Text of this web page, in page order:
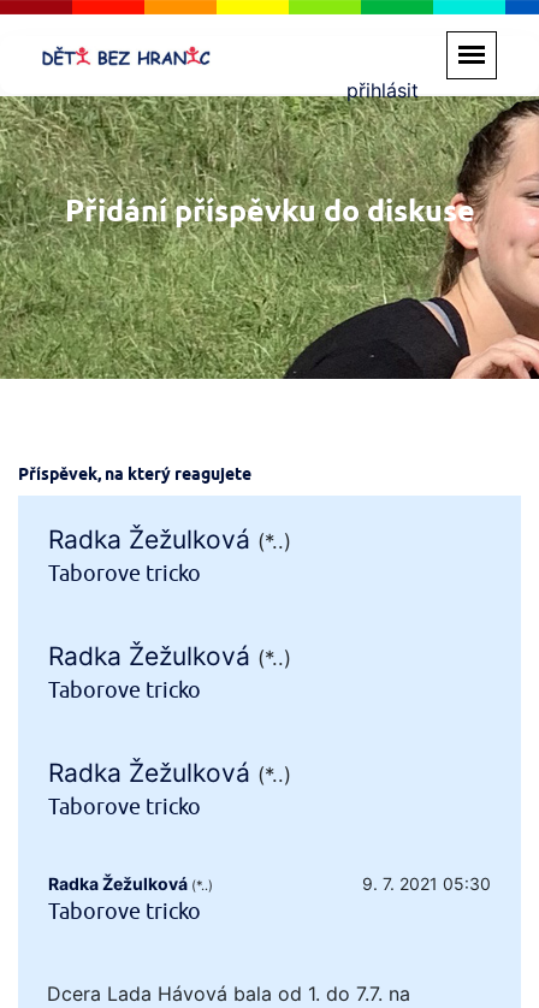
přihlásit
Přidání příspěvku do diskuse
Příspěvek, na který reagujete
Radka Žežulková (*..)
Taborove tricko
Radka Žežulková (*..)
Taborove tricko
Radka Žežulková (*..)
Taborove tricko
Radka Žežulková (*..) 9. 7. 2021 05:30
Taborove tricko
Dcera Lada Hávová bala od 1. do 7.7. na